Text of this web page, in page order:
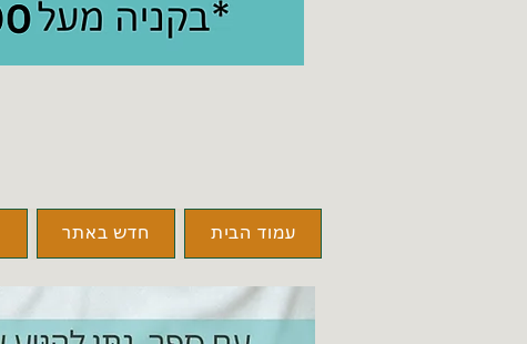
עמוד הבית חדש באתר